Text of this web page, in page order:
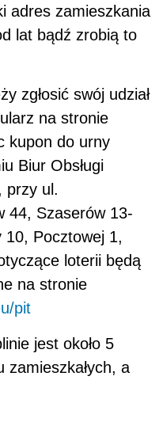
adres zamieszkania
lat bądź zrobią to
zgłosić swój udział
na stronie
kupon do urny
Biur Obsługi
przy ul.
44, Szaserów 13-
10, Pocztowej 1,
loterii będą
na stronie
pit
jest około 5
a